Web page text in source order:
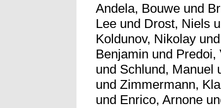
Andela, Bouwe und
Lee und Drost, Niels
Koldunov, Nikolay
Benjamin und Predoi,
und Schlund, Manuel
undZimmermann,
und Enrico, Arnone